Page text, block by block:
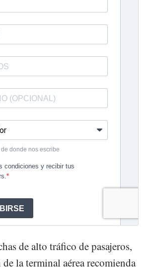
de alto tráfico de pasajeros,
la terminal aérea recomienda